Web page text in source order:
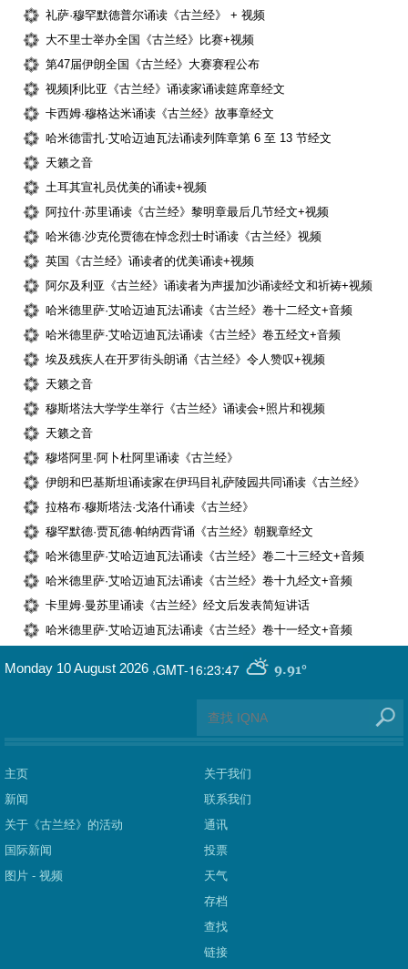
礼萨·穆罕默德普尔诵读《古兰经》 + 视频
大不里士举办全国《古兰经》比赛+视频
第47届伊朗全国《古兰经》大赛赛程公布
视频|利比亚《古兰经》诵读家诵读筵席章经文
卡西姆·穆格达米诵读《古兰经》故事章经文
哈米德雷扎·艾哈迈迪瓦法诵读列阵章第 6 至 13 节经文
天籁之音
土耳其宣礼员优美的诵读+视频
阿拉什·苏里诵读《古兰经》黎明章最后几节经文+视频
哈米德·沙克伦贾德在悼念烈士时诵读《古兰经》视频
英国《古兰经》诵读者的优美诵读+视频
阿尔及利亚《古兰经》诵读者为声援加沙诵读经文和祈祷+视频
哈米德里萨·艾哈迈迪瓦法诵读《古兰经》卷十二经文+音频
哈米德里萨·艾哈迈迪瓦法诵读《古兰经》卷五经文+音频
埃及残疾人在开罗街头朗诵《古兰经》令人赞叹+视频
天籁之音
穆斯塔法大学学生举行《古兰经》诵读会+照片和视频
天籁之音
穆塔阿里·阿卜杜阿里诵读《古兰经》
伊朗和巴基斯坦诵读家在伊玛目礼萨陵园共同诵读《古兰经》
拉格布·穆斯塔法·戈洛什诵读《古兰经》
穆罕默德·贾瓦德·帕纳西背诵《古兰经》朝觐章经文
哈米德里萨·艾哈迈迪瓦法诵读《古兰经》卷二十三经文+音频
哈米德里萨·艾哈迈迪瓦法诵读《古兰经》卷十九经文+音频
卡里姆·曼苏里诵读《古兰经》经文后发表简短讲话
哈米德里萨·艾哈迈迪瓦法诵读《古兰经》卷十一经文+音频
GMT-16:23:47 9.91°
Monday 10 August 2026 ,
主页
新闻
关于《古兰经》的活动
国际新闻
图片 - 视频
关于我们
联系我们
通讯
投票
天气
存档
查找
链接